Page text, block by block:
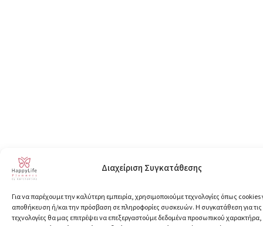
Διαχείριση Συγκατάθεσης
Για να παρέχουμε την καλύτερη εμπειρία, χρησιμοποιούμε τεχνολογίες όπως cookies
αποθήκευση ή/και την πρόσβαση σε πληροφορίες συσκευών. Η συγκατάθεση για
τεχνολογίες θα μας επιτρέψει να επεξεργαστούμε δεδομένα προσωπικού